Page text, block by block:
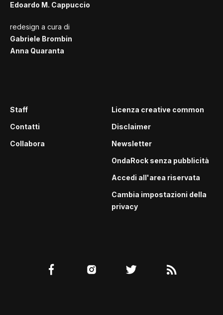
Edoardo M. Cappuccio
redesign a cura di
Gabriele Brombin
Anna Quaranta
Staff
Contatti
Collabora
Licenza creative common
Disclaimer
Newsletter
OndaRock senza pubblicità
Accedi all'area riservata
Cambia impostazioni della
privacy